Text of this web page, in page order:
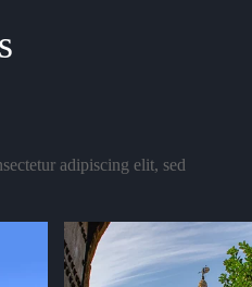
adipiscing elit, sed